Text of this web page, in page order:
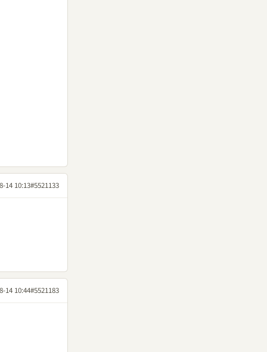
14 10:13#5521133
14 10:44#5521183